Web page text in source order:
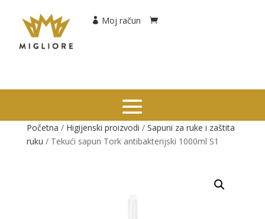
Moj račun
Početna / Higijenski proizvodi / Sapuni za ruke i zaštita
ruku / Tekući sapun Tork antibakterijski 1000ml S1